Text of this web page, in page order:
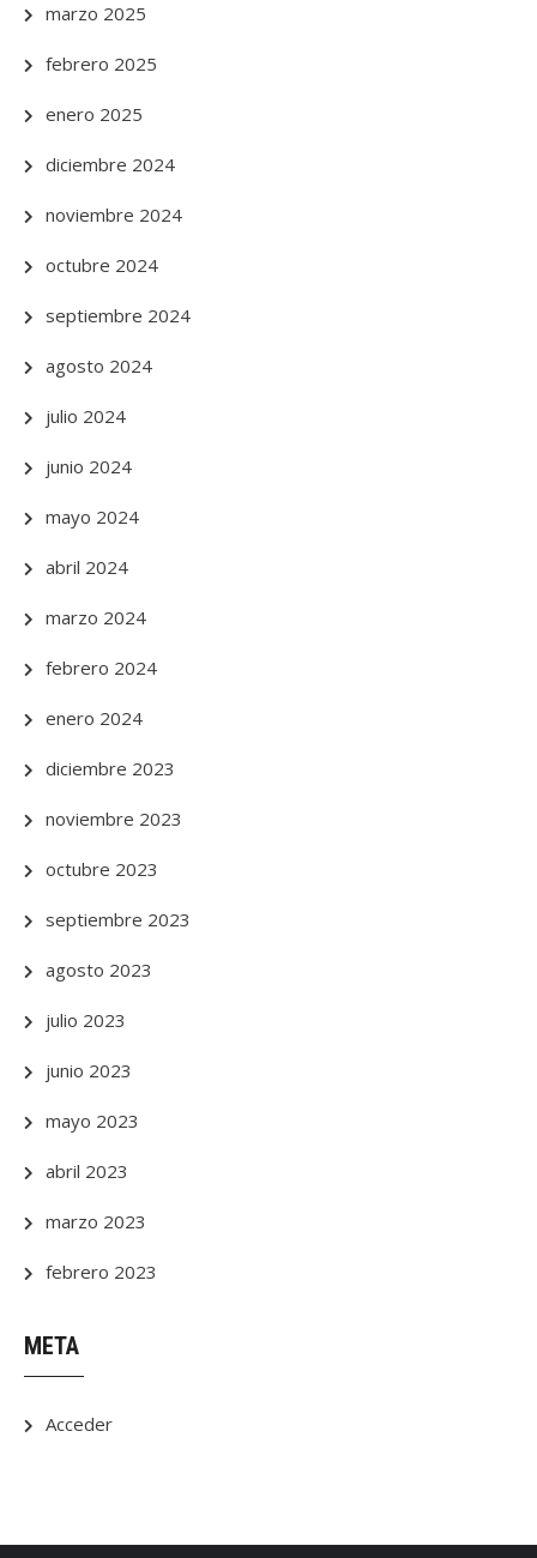
marzo 2025
febrero 2025
enero 2025
diciembre 2024
noviembre 2024
octubre 2024
septiembre 2024
agosto 2024
julio 2024
junio 2024
mayo 2024
abril 2024
marzo 2024
febrero 2024
enero 2024
diciembre 2023
noviembre 2023
octubre 2023
septiembre 2023
agosto 2023
julio 2023
junio 2023
mayo 2023
abril 2023
marzo 2023
febrero 2023
META
Acceder